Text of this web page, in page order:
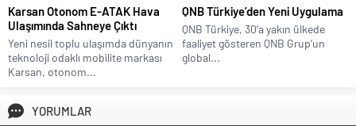
Karsan Otonom E-ATAK Hava
Ulaşımında Sahneye Çıktı
Yeni nesil toplu ulaşımda dünyanın
teknoloji odaklı mobilite markası
Karsan, otonom...
QNB Türkiye’den Yeni Uygulama
QNB Türkiye, 30’a yakın ülkede
faaliyet gösteren QNB Grup’un
global...
YORUMLAR